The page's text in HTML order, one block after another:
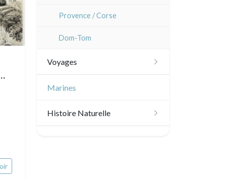
Provence / Corse
Dom-Tom
Voyages
Amériques
Marines
Histoire Naturelle